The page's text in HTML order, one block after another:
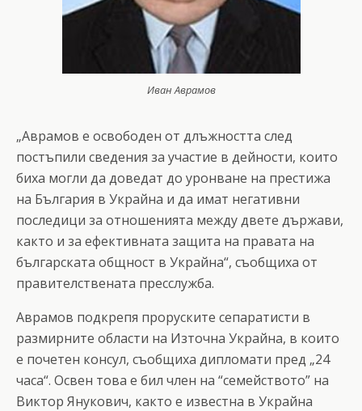
Иван Аврамов
„Аврамов е освободен от длъжността след
постъпили сведения за участие в дейности, които
биха могли да доведат до уронване на престижа
на България в Украйна и да имат негативни
последици за отношенията между двете държави,
както и за ефективната защита на правата на
българската общност в Украйна“, съобщиха от
правителствената пресслужба.
Аврамов подкрепя проруските сепаратисти в
размирните области на Източна Украйна, в които
е почетен консул, съобщиха дипломати пред „24
часа“. Освен това е бил член на “семейството” на
Виктор Янукович, както е известна в Украйна